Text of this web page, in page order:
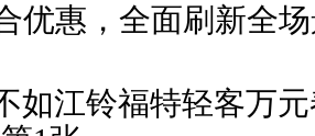
优惠，全面刷新全